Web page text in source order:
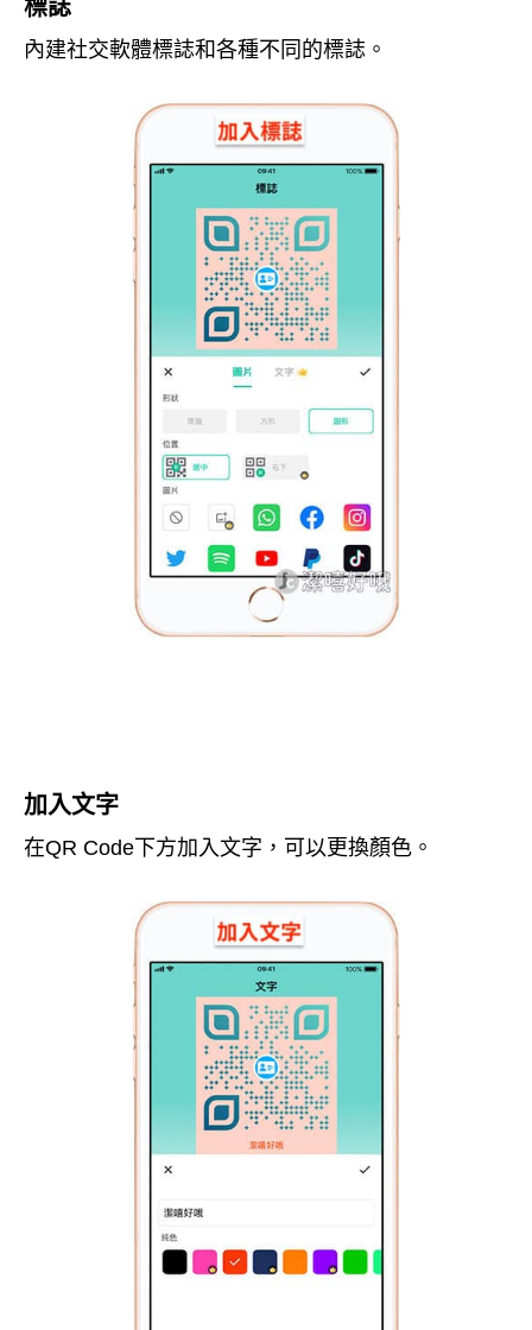
標誌
內建社交軟體標誌和各種不同的標誌。
加入文字
在QR Code下方加入文字，可以更換顏色。